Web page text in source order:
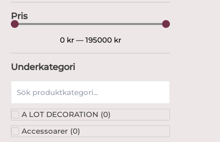
Pris
0 kr— 195000 kr
Underkategori
A LOT DECORATION (0)
Accessoarer (0)